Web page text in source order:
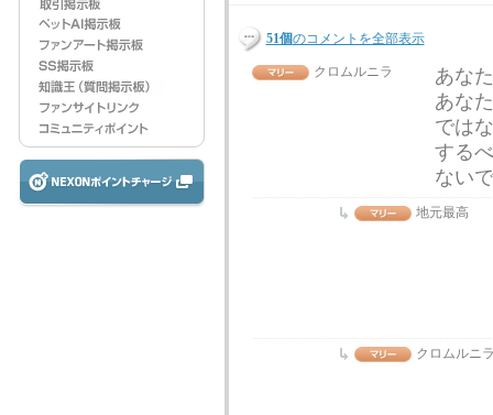
51個のコメントを全部表示
クロムルニラ
あな
あな
では
する
ない
地元最高
クロムルニ